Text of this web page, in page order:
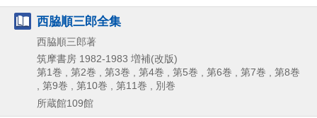
西脇順三郎全集
西脇順三郎著
筑摩書房 1982-1983 増補(改版)
第1巻 , 第2巻 , 第3巻 , 第4巻 , 第5巻 , 第6巻 , 第7巻 , 第8巻
, 第9巻 , 第10巻 , 第11巻 , 別巻
所蔵館109館